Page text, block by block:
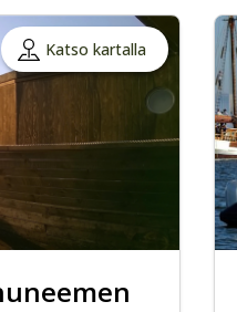
Katso kartalla